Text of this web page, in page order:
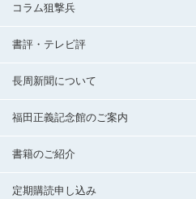
コラム狙撃兵
書評・テレビ評
長周新聞について
福田正義記念館のご案内
書籍のご紹介
定期購読申し込み